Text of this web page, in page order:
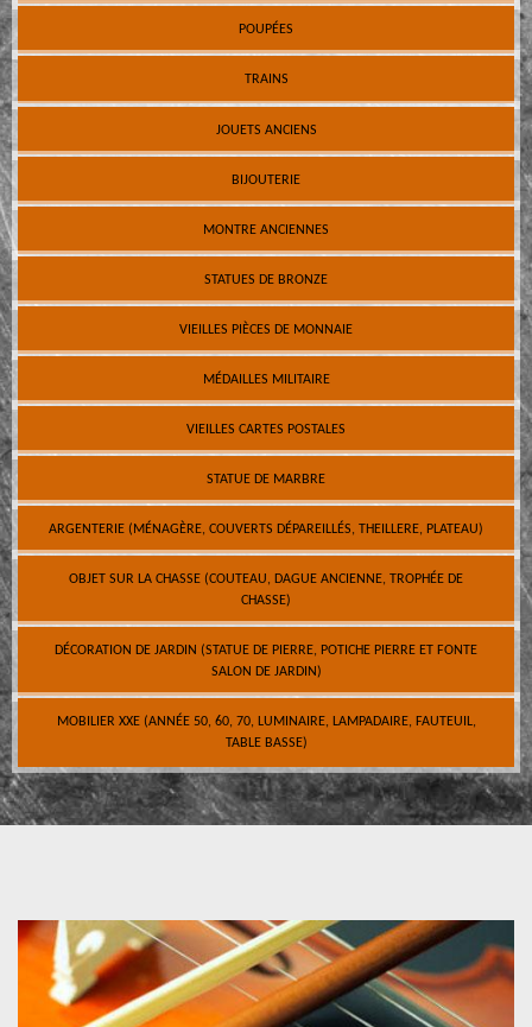
POUPÉES
TRAINS
JOUETS ANCIENS
BIJOUTERIE
MONTRE ANCIENNES
STATUES DE BRONZE
VIEILLES PIÈCES DE MONNAIE
MÉDAILLES MILITAIRE
VIEILLES CARTES POSTALES
STATUE DE MARBRE
ARGENTERIE (MÉNAGÈRE, COUVERTS DÉPAREILLÉS, THEILLERE, PLATEAU)
OBJET SUR LA CHASSE (COUTEAU, DAGUE ANCIENNE, TROPHÉE DE
CHASSE)
DÉCORATION DE JARDIN (STATUE DE PIERRE, POTICHE PIERRE ET FONTE
SALON DE JARDIN)
MOBILIER XXE (ANNÉE 50, 60, 70, LUMINAIRE, LAMPADAIRE, FAUTEUIL,
TABLE BASSE)